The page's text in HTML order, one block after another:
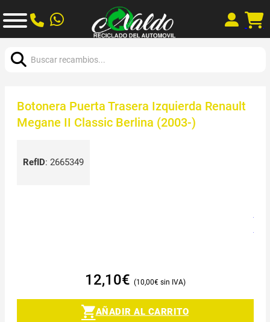
Botonera Puerta Trasera Izquierda Renault
Megane II Classic Berlina (2003-)
RefID: 2665349
12,10€ 10,00€
AÑADIR AL CARRITO